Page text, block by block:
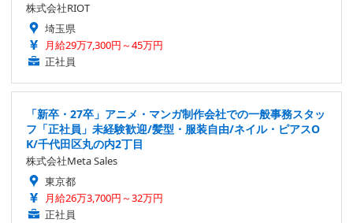
株式会社RIOT
埼玉県
月給29万7,300円～45万円
正社員
「新卒・27卒」アニメ・マンガ制作会社での一般事務スタッ
フ「正社員」未経験歓迎/髪型・服装自由/ネイル・ピアスO
K/千代田区丸の内2丁目
株式会社Meta Sales
東京都
月給26万3,700円～32万円
正社員